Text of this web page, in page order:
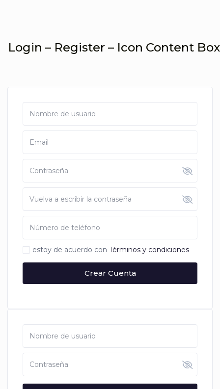
Login – Register – Icon Content Box
estoy de acuerdo conTérminos y condiciones
Crear Cuenta